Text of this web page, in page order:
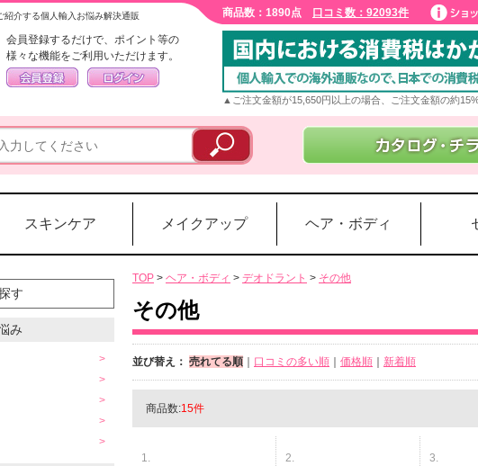
介する個人輸入お悩み解決通販 商品数：1890点 口コミ数：92093件
会員登録するだけで、ポイント等の
様々な機能をご利用いただけます。
▲ご注文金額が15,650円以上の場合、ご注文金額の約
スキンケア メイクアップ ヘア・ボディ
す
み
TOP > ヘア・ボディ > デオドラント > その他
その他
並び替え： 売れてる順 口コミの多い順 価格順 新着順
商品数:15件
1. 2. 3.